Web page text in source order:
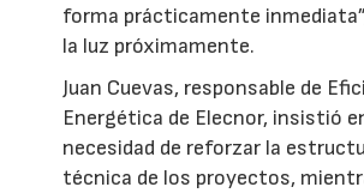
forma prácticamente
la luz próximamente.
Juan Cuevas, responsable de
Energética de Elecnor, insistió
necesidad de reforzar la
técnica de los proyectos,